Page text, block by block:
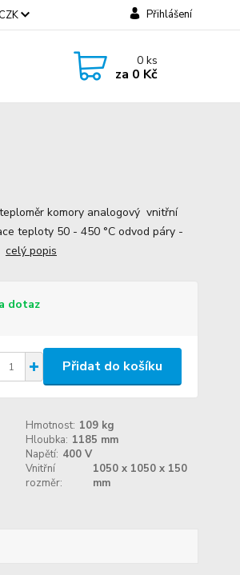
CZK Přihlášení
0ks
za 0 Kč
komory analogový vnitřní
teploty 50 - 450 °C odvod páry -
celý popis
dotaz
Přidat do košíku
Hmotnost: 109 kg
Hloubka: 1185 mm
Napětí: 400 V
Vnitřní
rozměr:
1050 x 1050 x 150
mm